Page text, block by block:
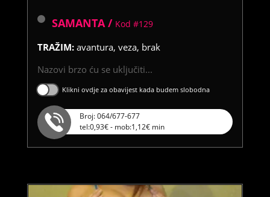
SAMANTA / Kod #129
TRAŽIM: avantura, veza, brak
Nazovi brzo ću se uključiti...
Klikni ovdje za obavijest kada budem slobodna
Broj: 064/677-677
tel:0,93€ - mob:1,12€ min